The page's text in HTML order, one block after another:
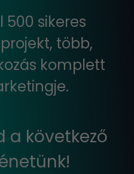
500 sikeres
több,
komplett
a következő